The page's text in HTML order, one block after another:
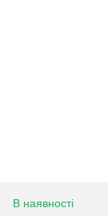
В наявності